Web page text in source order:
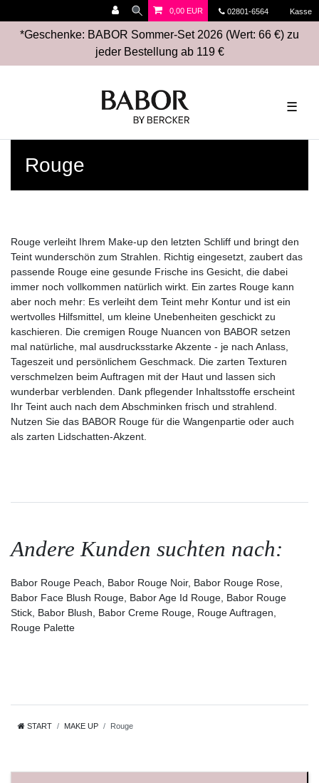
02801-6564 Kasse
0,00 EUR
*Geschenke: BABOR Sommer-Set 2026 (Wert: 66 €) zu
jeder Bestellung ab 119 €
☰
Rouge
Rouge verleiht Ihrem Make-up den letzten Schliff und bringt den
Teint wunderschön zum Strahlen. Richtig eingesetzt, zaubert das
passende Rouge eine gesunde Frische ins Gesicht, die dabei
immer noch vollkommen natürlich wirkt. Ein zartes Rouge kann
aber noch mehr: Es verleiht dem Teint mehr Kontur und ist ein
wertvolles Hilfsmittel, um kleine Unebenheiten geschickt zu
kaschieren. Die cremigen Rouge Nuancen von BABOR setzen
mal natürliche, mal ausdrucksstarke Akzente - je nach Anlass,
Tageszeit und persönlichem Geschmack. Die zarten Texturen
verschmelzen beim Auftragen mit der Haut und lassen sich
wunderbar verblenden. Dank pflegender Inhaltsstoffe erscheint
Ihr Teint auch nach dem Abschminken frisch und strahlend.
Nutzen Sie das BABOR Rouge für die Wangenpartie oder auch
als zarten Lidschatten-Akzent.
Andere Kunden suchten nach:
Babor Rouge Peach, Babor Rouge Noir, Babor Rouge Rose,
Babor Face Blush Rouge, Babor Age Id Rouge, Babor Rouge
Stick, Babor Blush, Babor Creme Rouge, Rouge Auftragen,
Rouge Palette
START MAKE UP Rouge